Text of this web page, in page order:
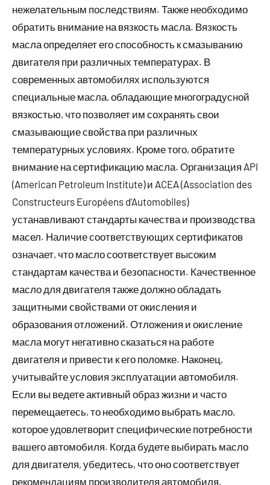
нежелательным последствиям. Также необходимо
обратить внимание на вязкость масла. Вязкость
масла определяет его способность к смазыванию
двигателя при различных температурах. В
современных автомобилях используются
специальные масла, обладающие многоградусной
вязкостью, что позволяет им сохранять свои
смазывающие свойства при различных
температурных условиях. Кроме того, обратите
внимание на сертификацию масла. Организация API
(American Petroleum Institute) и ACEA (Association des
Constructeurs Européens d’Automobiles)
устанавливают стандарты качества и производства
масел. Наличие соответствующих сертификатов
означает, что масло соответствует высоким
стандартам качества и безопасности. Качественное
масло для двигателя также должно обладать
защитными свойствами от окисления и
образования отложений. Отложения и окисление
масла могут негативно сказаться на работе
двигателя и привести к его поломке. Наконец,
учитывайте условия эксплуатации автомобиля.
Если вы ведете активный образ жизни и часто
перемещаетесь, то необходимо выбрать масло,
которое удовлетворит специфические потребности
вашего автомобиля. Когда будете выбирать масло
для двигателя, убедитесь, что оно соответствует
рекомендациям производителя автомобиля,